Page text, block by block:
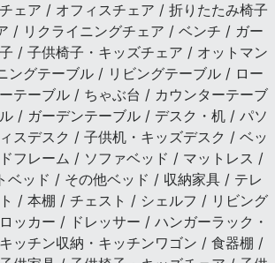
ェア / オフィスチェア / 折りたたみ椅子
/ リクライニングチェア / ベンチ / ガー
/ 子供椅子・キッズチェア / オットマン
ングテーブル / リビングテーブル / ロー
テーブル / ちゃぶ台 / カウンターテーブ
/ ガーデンテーブル / デスク・机 / パソ
スデスク / 子供机・キッズデスク / ベッ
フレーム / ソファベッド / マットレス /
ベッド / その他ベッド / 収納家具 / テレ
/ 本棚 / チェスト / シェルフ / リビング
ッカー / ドレッサー / ハンガーラック・
ッチン収納・キッチンワゴン / 食器棚 /